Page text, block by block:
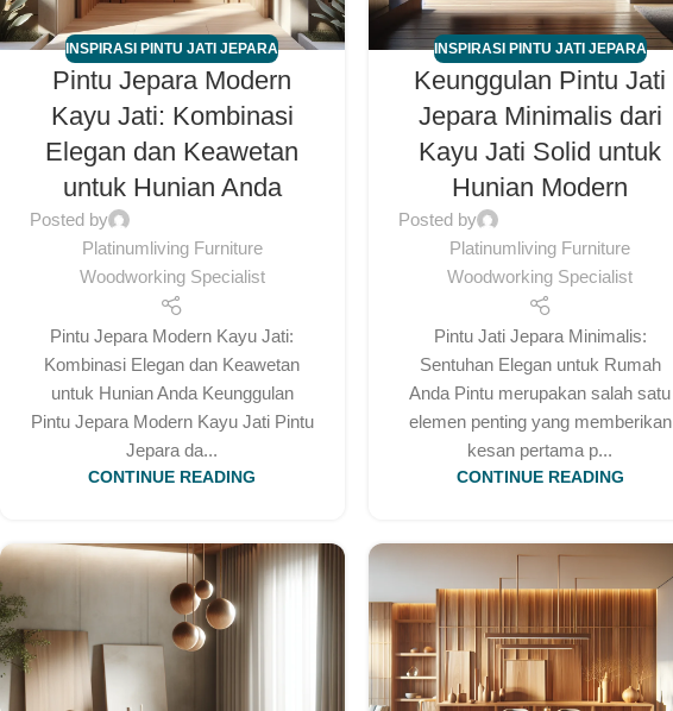
INSPIRASI PINTU JATI JEPARA
Pintu Jepara Modern
Kayu Jati: Kombinasi
Elegan dan Keawetan
untuk Hunian Anda
Posted by
Platinumliving Furniture
Woodworking Specialist
Pintu Jepara Modern Kayu Jati:
Kombinasi Elegan dan Keawetan
untuk Hunian Anda Keunggulan
Pintu Jepara Modern Kayu Jati Pintu
Jepara da...
CONTINUE READING
INSPIRASI PINTU JATI JEPARA
Keunggulan Pintu Jati
Jepara Minimalis dari
Kayu Jati Solid untuk
Hunian Modern
Posted by
Platinumliving Furniture
Woodworking Specialist
Pintu Jati Jepara Minimalis:
Sentuhan Elegan untuk Rumah
Anda Pintu merupakan salah satu
elemen penting yang memberikan
kesan pertama p...
CONTINUE READING